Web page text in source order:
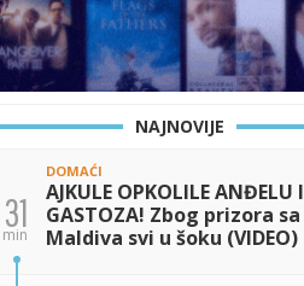
NAJNOVIJE
31
min
DOMAĆI
AJKULE OPKOLILE ANĐELU I
GASTOZA! Zbog prizora sa
Maldiva svi u šoku (VIDEO)